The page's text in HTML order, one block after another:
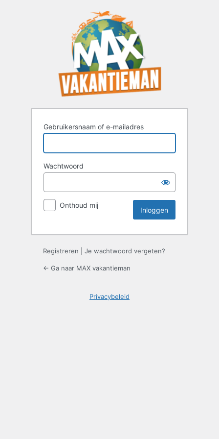
Gebruikersnaam of e-mailadres
Wachtwoord
Onthoud mij
Registreren Je wachtwoord vergeten?
← Ga naar MAX vakantieman
Privacybeleid